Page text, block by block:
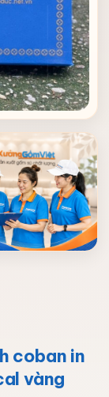
coban in
vàng